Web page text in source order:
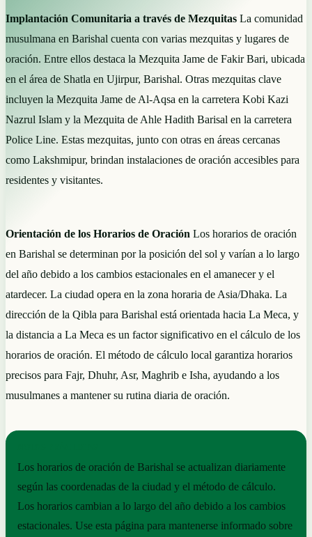
Implantación Comunitaria a través de Mezquitas La comunidad
musulmana en Barishal cuenta con varias mezquitas y lugares de
oración. Entre ellos destaca la Mezquita Jame de Fakir Bari, ubicada
en el área de Shatla en Ujirpur, Barishal. Otras mezquitas clave
incluyen la Mezquita Jame de Al-Aqsa en la carretera Kobi Kazi
Nazrul Islam y la Mezquita de Ahle Hadith Barisal en la carretera
Police Line. Estas mezquitas, junto con otras en áreas cercanas
como Lakshmipur, brindan instalaciones de oración accesibles para
residentes y visitantes.
Orientación de los Horarios de Oración Los horarios de oración
en Barishal se determinan por la posición del sol y varían a lo largo
del año debido a los cambios estacionales en el amanecer y el
atardecer. La ciudad opera en la zona horaria de Asia/Dhaka. La
dirección de la Qibla para Barishal está orientada hacia La Meca, y
la distancia a La Meca es un factor significativo en el cálculo de los
horarios de oración. El método de cálculo local garantiza horarios
precisos para Fajr, Dhuhr, Asr, Maghrib e Isha, ayudando a los
musulmanes a mantener su rutina diaria de oración.
Los horarios de oración de Barishal se actualizan diariamente
según las coordenadas de la ciudad y el método de cálculo.
Los horarios cambian a lo largo del año debido a los cambios
estacionales. Use esta página para mantenerse informado sobre